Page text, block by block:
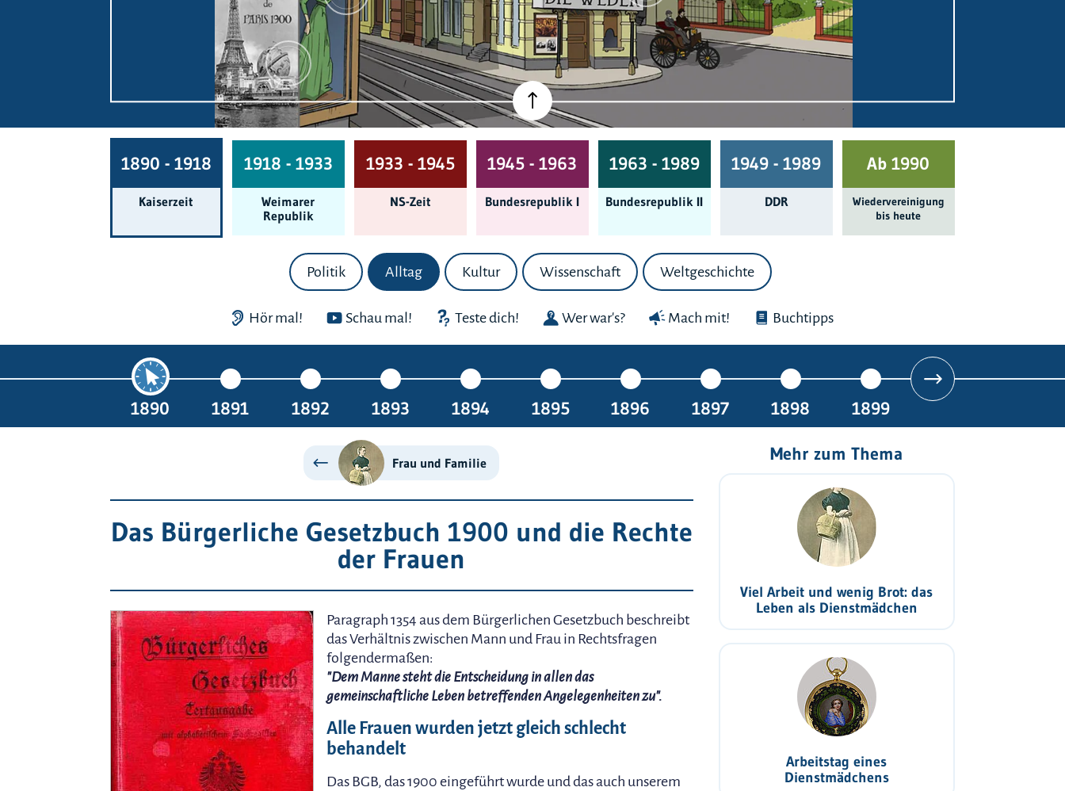
1890 - 1918
Kaiserzeit
1918 - 1933
Weimarer
Republik
1933 - 1945
NS-Zeit
1945 - 1963
Bundes­republik I
1963 - 1989
Bundes­republik II
1949 - 1989
DDR
Ab 1990
Wieder­ver­einigung
bis heute
Politik Alltag Kultur Wissenschaft Weltgeschichte
Hör mal! Schau mal! Teste dich! Wer war's? Mach mit! Buchtipps
1890 1891 1892 1893 1894 1895 1896 1897 1898 1899
Frau und Familie
Das Bürgerliche Gesetzbuch 1900 und die Rechte
der Frauen
Paragraph 1354 aus dem Bürgerlichen Gesetzbuch beschreibt
das Verhältnis zwischen Mann und Frau in Rechtsfragen
folgendermaßen:
"Dem Manne steht die Entscheidung in allen das
gemeinschaftliche Leben betreffenden Angelegenheiten zu".
Alle Frauen wurden jetzt gleich schlecht
behandelt
Das BGB, das 1900 eingeführt wurde und das auch unserem
Mehr zum Thema
Viel Arbeit und wenig Brot: das
Leben als Dienstmädchen
Arbeitstag eines
Dienstmädchens